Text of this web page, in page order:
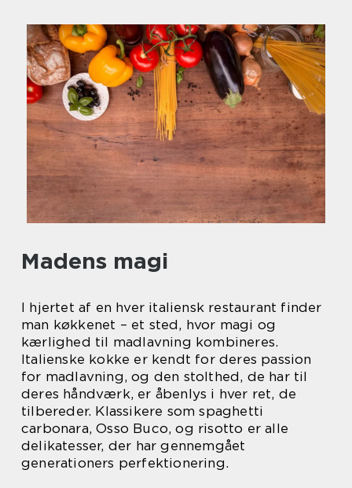
Madens magi
I hjertet af en hver italiensk restaurant finder
man køkkenet – et sted, hvor magi og
kærlighed til madlavning kombineres.
Italienske kokke er kendt for deres passion
for madlavning, og den stolthed, de har til
deres håndværk, er åbenlys i hver ret, de
tilbereder. Klassikere som spaghetti
carbonara, Osso Buco, og risotto er alle
delikatesser, der har gennemgået
generationers perfektionering.